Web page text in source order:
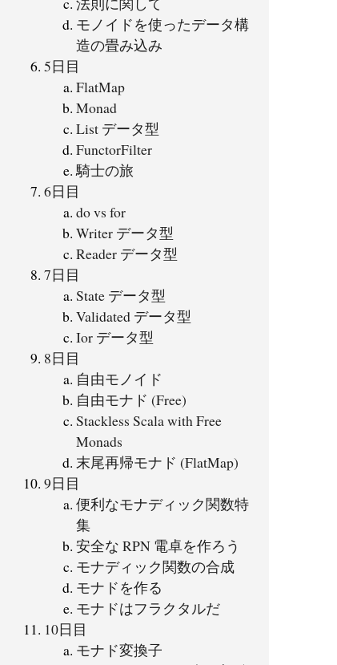
モノイドを使ったデータ構
造の畳み込み
5日目
FlatMap
Monad
List データ型
FunctorFilter
騎士の旅
6日目
do vs for
Writer データ型
Reader データ型
7日目
State データ型
Validated データ型
Ior データ型
8日目
自由モノイド
自由モナド (Free)
Stackless Scala with Free
Monads
末尾再帰モナド (FlatMap)
9日目
便利なモナディック関数特
集
安全な RPN 電卓を作ろう
モナディック関数の合成
モナドを作る
モナドはフラクタルだ
10日目
モナド変換子